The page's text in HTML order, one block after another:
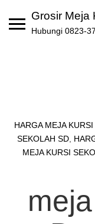
Grosir Meja
Hubungi 0823-
HARGA MEJA
SEKOLAH SD
MEJA KURSI